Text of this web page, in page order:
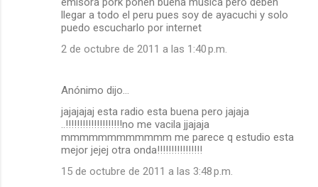
llegar a todo el peru pues soy de ayacuchi y solo
puedo escucharlo por internet
2 de octubre de 2011 a las 1:40 p.m.
Anónimo dijo…
jajajajaj esta radio esta buena pero jajaja
..!!!!!!!!!!!!!!!!!!!!no me vacila jjajaja
mmmmmmmmmmmm me parece q estudio esta
mejor jejej otra onda!!!!!!!!!!!!!!!!
15 de octubre de 2011 a las 3:48 p.m.